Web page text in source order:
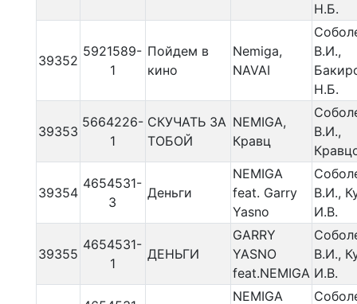
Н.Б.
39352
5921589-
1
Пойдем в
кино
Nemiga,
NAVAI
В.И.,
Н.Б.
39353
5664226-
1
СКУЧАТЬ ЗА
ТОБОЙ
NEMIGA,
Кравц
В.И.,
39354
4654531-
3
Деньги
NEMIGA
feat. Garry
Yasno
В.И.,
И.В.
39355
4654531-
1
ДЕНЬГИ
GARRY
YASNO
feat.NEMIGA
В.И.,
И.В.
NEMIGA